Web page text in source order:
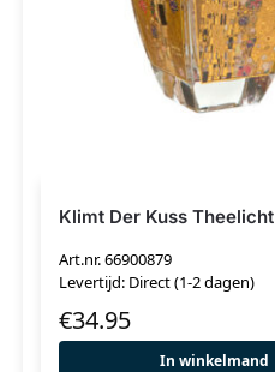
Klimt Der Kuss Theelicht
Art.nr. 66900879
Levertijd: Direct (1-2 dagen)
€34.95
In winkelmand